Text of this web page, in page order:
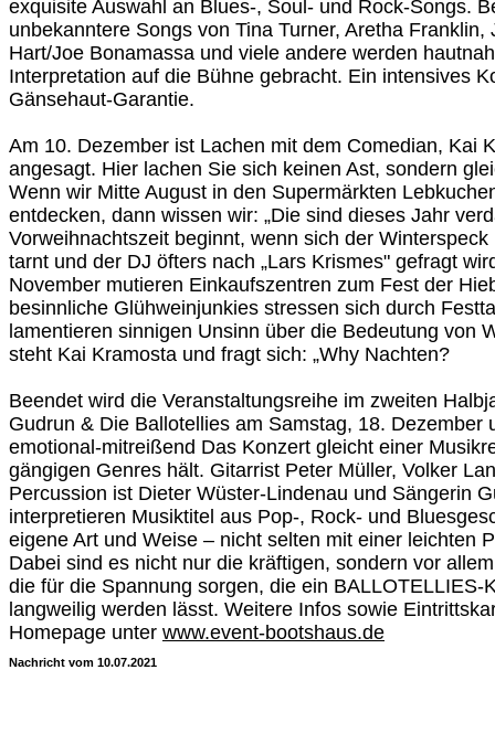
exquisite Auswahl an Blues-, Soul- und Rock-Songs.
unbekanntere Songs von Tina Turner, Aretha Franklin,
Hart/Joe Bonamassa und viele andere werden
Interpretation auf die Bühne gebracht. Ein intensives
Gänsehaut-Garantie.
Am 10. Dezember ist Lachen mit dem Comedian, Kai
angesagt. Hier lachen Sie sich keinen Ast, sondern
Wenn wir Mitte August in den Supermärkten
entdecken, dann wissen wir: „Die sind dieses Jahr
Vorweihnachtszeit beginnt, wenn sich der
tarnt und der DJ öfters nach „Lars Krismes" gefragt
November mutieren Einkaufszentren zum Fest der
besinnliche Glühweinjunkies stressen sich durch
lamentieren sinnigen Unsinn über die Bedeutung von
steht Kai Kramosta und fragt sich: „Why Nachten?
Beendet wird die Veranstaltungsreihe im zweiten
Gudrun & Die Ballotellies am Samstag, 18. Dezember
emotional-mitreißend Das Konzert gleicht einer
gängigen Genres hält. Gitarrist Peter Müller, Volker
Percussion ist Dieter Wüster-Lindenau und Sängerin
interpretieren Musiktitel aus Pop-, Rock- und
eigene Art und Weise – nicht selten mit einer leichten
Dabei sind es nicht nur die kräftigen, sondern vor
die für die Spannung sorgen, die ein BALLOTELLIES-
langweilig werden lässt. Weitere Infos sowie
Homepage unter www.event-bootshaus.de
Nachricht vom 10.07.2021